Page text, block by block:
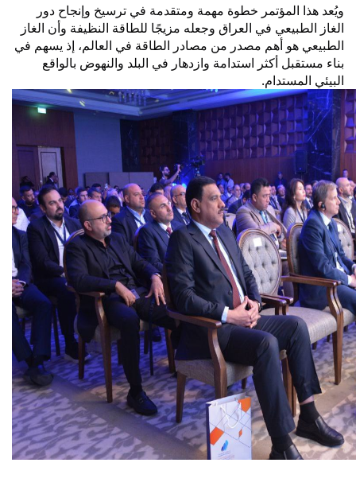
ويُعد هذا المؤتمر خطوة مهمة ومتقدمة في ترسيخ وإنجاح دور
الغاز الطبيعي في العراق وجعله مزيجًا للطاقة النظيفة وأن الغاز
الطبيعي هو أهم مصدر من مصادر الطاقة في العالم، إذ يسهم في
بناء مستقبل أكثر استدامة وازدهار في البلد والنهوض بالواقع
البيئي المستدام.